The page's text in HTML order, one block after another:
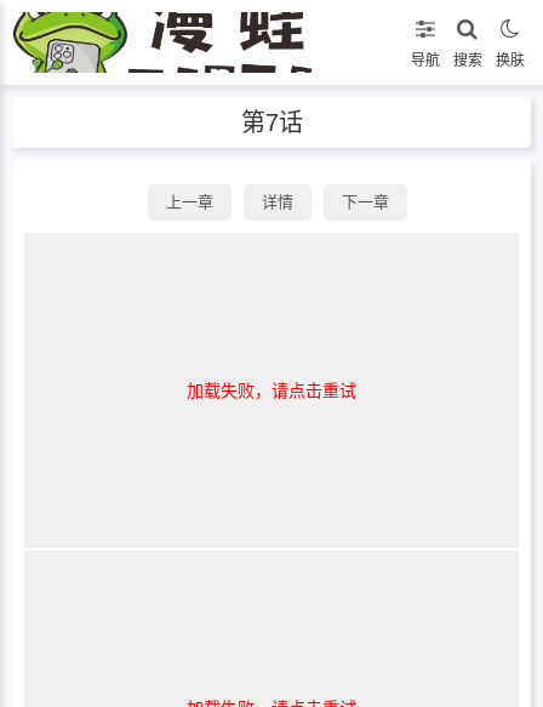
导航 搜索 换肤
第7话
上一章 详情 下一章
加载失败，请点击重试